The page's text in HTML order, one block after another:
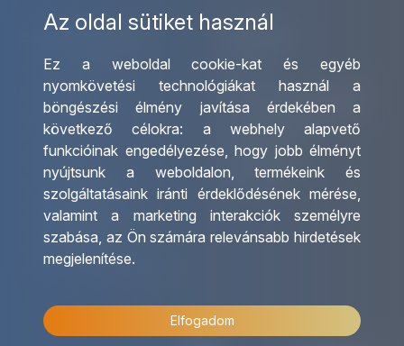
Az oldal sütiket használ
Ez a weboldal cookie-kat és egyéb
nyomkövetési technológiákat használ a
böngészési élmény javítása érdekében a
következő célokra: a webhely alapvető
funkcióinak engedélyezése, hogy jobb élményt
nyújtsunk a weboldalon,termékeink és
szolgáltatásaink iránti érdeklődésének mérése,
valamint a marketing interakciók személyre
szabása, az Ön számára relevánsabb hirdetések
megjelenítése.
Elfogadom
Csoportos utazások
szervezése
Egyéni utak szervezése
Hajóutak
Üzleti utaztatás
Nemzetközi tanár és
diákigazolványok
Letölthető katalógusunk
Ajándékutalvány
OTP Travel kedvezmények
Irodáink
Utazásszervező partnereink
Viszonteladó Partnereink
Partnereinknek
Utazási kérdőív
Impresszum